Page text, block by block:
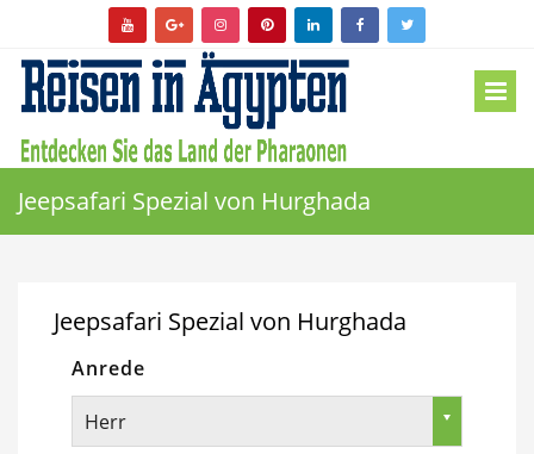
Jeepsafari Spezial von Hurghada
Jeepsafari Spezial von Hurghada
Anrede
Herr